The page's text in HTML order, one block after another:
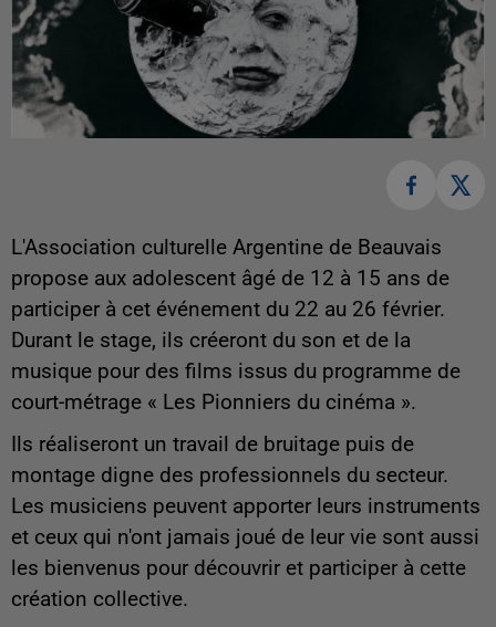
L'Association culturelle Argentine de Beauvais
propose aux adolescent âgé de 12 à 15 ans de
participer à cet événement du 22 au 26 février.
Durant le stage, ils créeront du son et de la
musique pour des films issus du programme de
court-métrage « Les Pionniers du cinéma ».
Ils réaliseront un travail de bruitage puis de
montage digne des professionnels du secteur.
Les musiciens peuvent apporter leurs instruments
et ceux qui n'ont jamais joué de leur vie sont aussi
les bienvenus pour découvrir et participer à cette
création collective.